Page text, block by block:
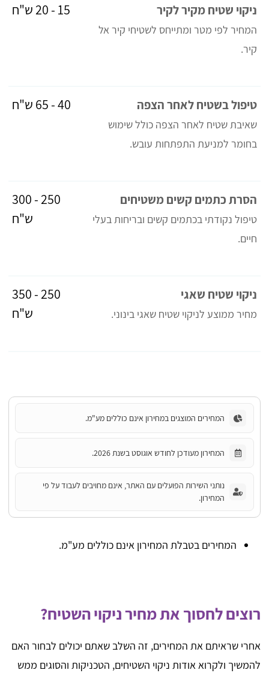
ניקוי שטיח מקיר לקיר
המחיר לפי מטר ומתייחס לשטיחי קיר אל
קיר.
15 - 20 ש"ח
טיפול בשטיח לאחר הצפה
שאיבת שטיח לאחר הצפה כולל שימוש
בחומר למניעת התפתחות עובש.
40 - 65 ש"ח
הסרת כתמים קשים משטיחים
טיפול נקודתי בכתמים קשים ובריחות בעלי
חיים.
250 - 300
ש"ח
ניקוי שטיח שאגי
מחיר ממוצע לניקוי שטיח שאגי בינוני.
250 - 350
ש"ח
המחירים המוצגים במחירון אינם כוללים מע"מ.
המחירון מעודכן לחודש אוגוסט בשנת 2026.
נותני השירות הפועלים עם האתר, אינם מחויבים לעבוד על פי
המחירון.
המחירים בטבלת המחירון אינם כוללים מע"מ.
רוצים לחסוך את מחיר ניקוי השטיח?
אחרי שראיתם את המחירים, זה השלב שאתם יכולים לבחור האם
להמשיך ולקרוא אודות ניקוי השטיחים, הטכניקות והסוגים ממש